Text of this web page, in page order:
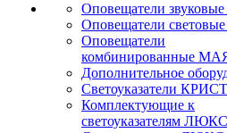
Оповещатели
Оповещатели
Оповещатели
комбинированные
Дополнительное
Светоуказатели
Комплектующие к
светоуказателям ЛЮКС